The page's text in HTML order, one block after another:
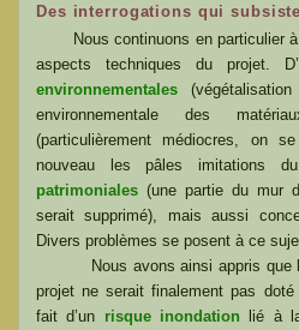
Des interrogations qui
Nous continuons en particulier
aspects techniques du projet.
environnementales
environnementale des
(particulièrement médiocres, on
nouveau les pâles imitations
patrimoniales (une partie du mur
serait supprimé), mais aussi
Divers problèmes se posent à ce
Nous avons ainsi appris que le
projet ne serait finalement pas
fait d’un risque inondation lié à